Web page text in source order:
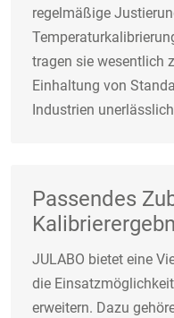
regelmäßige
tragen sie wesentlich
Einhaltung von
Industrien
Passendes
JULABO bietet eine
die
erweitern. Dazu